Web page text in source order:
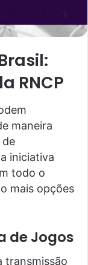
RNCP
maneira
de
iniciativa
todo o
mais opções
de Jogos
transmissão